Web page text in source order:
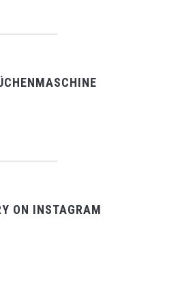
ON INSTAGRAM